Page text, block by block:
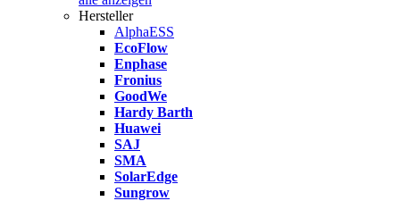
Hersteller
AlphaESS
EcoFlow
Enphase
Fronius
GoodWe
Hardy Barth
Huawei
SAJ
SMA
SolarEdge
Sungrow